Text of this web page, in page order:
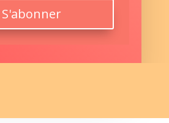
S'abonner